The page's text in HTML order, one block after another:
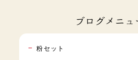
ブログメニュ
粉セット